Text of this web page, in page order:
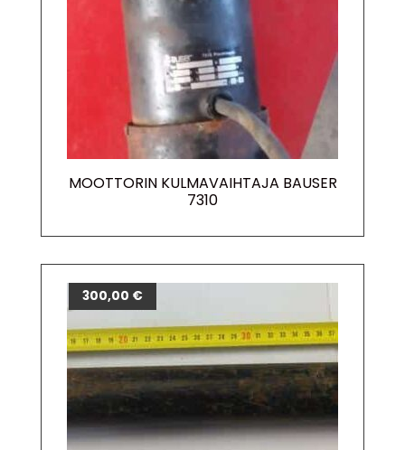
MOOTTORIN KULMAVAIHTAJA BAUSER
7310
300,00 €